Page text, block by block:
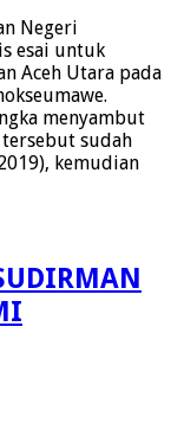
Negeri
esai untuk
Aceh Utara pada
menyambut
tersebut sudah
kemudian